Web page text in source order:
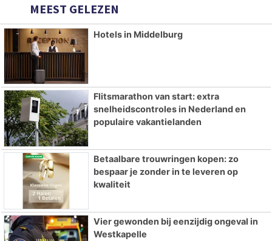
MEEST GELEZEN
Hotels in Middelburg
Flitsmarathon van start: extra
snelheidscontroles in Nederland en
populaire vakantielanden
Betaalbare trouwringen kopen: zo
bespaar je zonder in te leveren op
kwaliteit
Vier gewonden bij eenzijdig ongeval in
Westkapelle